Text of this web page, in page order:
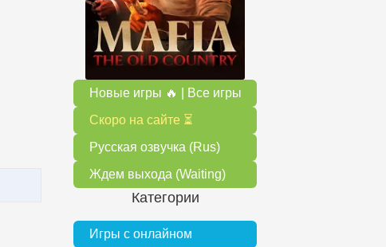
Новые игры 🔥 | Все игры
Скоро на сайте ⏳
Русская озвучка (Rus)
Ждем выхода (Waiting)
Категории
Игры с онлайном